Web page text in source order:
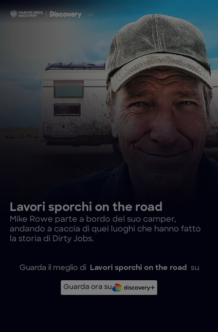
Lavori sporchi on the road
Mike Rowe parte a bordo del suo camper,
andando a caccia di quei luoghi che hanno fatto
la storia di Dirty Jobs.
Guarda il meglio di Lavori sporchi on the road su
Guarda ora su